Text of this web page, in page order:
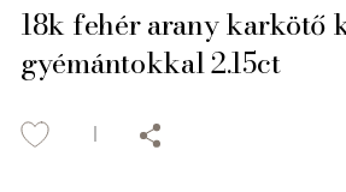
18k fehér arany karkötő
gyémántokkal 2.15ct